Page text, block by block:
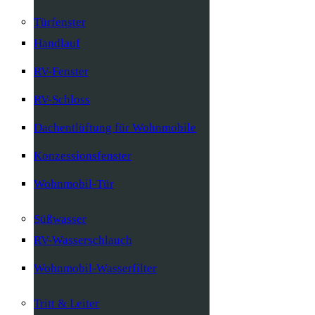
Türfenster
Handlauf
RV-Fenster
RV-Schloss
Dachentlüftung für Wohnmobile
Konzessionsfenster
Wohnmobil-Tür
Süßwasser
RV-Wasserschlauch
Wohnmobil-Wasserfilter
Tritt & Leiter